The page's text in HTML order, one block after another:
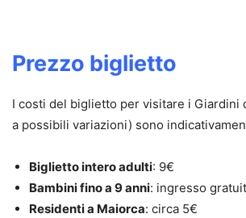
Prezzo biglietto
I costi del biglietto per visitare i Giardini
a possibili variazioni) sono
Biglietto intero adulti: 9€
Bambini fino a 9 anni: ingresso
Residenti a Maiorca: circa 5€